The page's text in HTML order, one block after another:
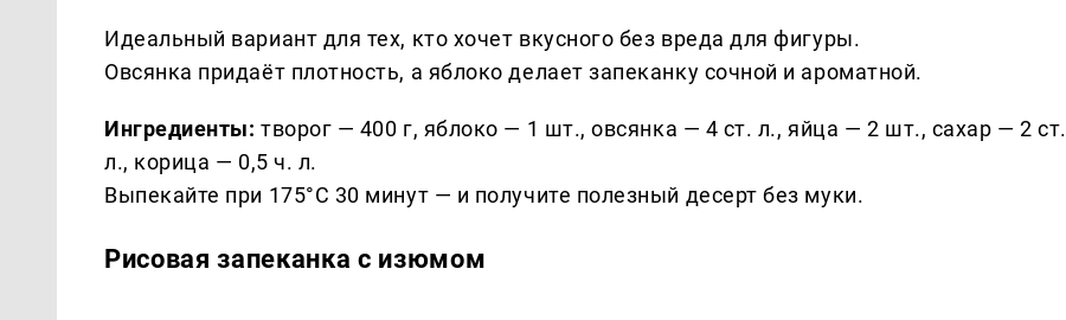
Идеальный вариант для тех, кто хочет вкусного без вреда для фигуры.
Овсянка придаёт плотность, а яблоко делает запеканку сочной и ароматной.
Ингредиенты: творог — 400 г, яблоко — 1 шт., овсянка — 4 ст. л., яйца — 2 шт., сахар — 2 ст.
л., корица — 0,5 ч. л.
Выпекайте при 175°C 30 минут — и получите полезный десерт без муки.
Рисовая запеканка с изюмом